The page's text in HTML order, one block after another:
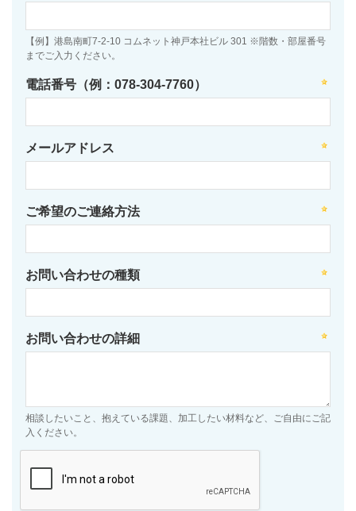
【例】港島南町7-2-10 コムネット神戸本社ビル 301 ※階数・部屋番号
までご入力ください。
電話番号（例：078-304-7760）
メールアドレス
ご希望のご連絡方法
お問い合わせの種類
お問い合わせの詳細
相談したいこと、抱えている課題、加工したい材料など、ご自由にご記
入ください。